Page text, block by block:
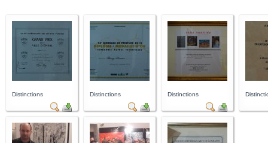
Distinctions Distinctions Distinctions